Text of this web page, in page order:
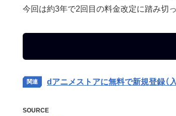
今回は約3年で2回目の料金改定に踏み切っ
dアニメストアに無料で新規登録（
SOURCE